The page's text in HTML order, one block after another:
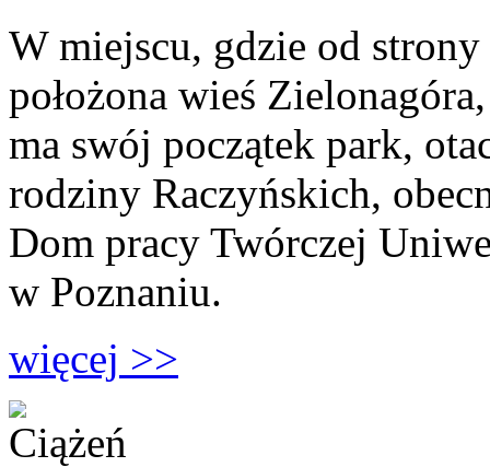
W miejscu, gdzie od
położona wieś Zielonagóra,
ma swój początek park,
rodziny Raczyńskich,
Dom pracy Twórczej
w Poznaniu.
więcej >>